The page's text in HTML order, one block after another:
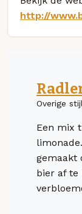
http://
Overige
Een mix
gemaakt
bier af te